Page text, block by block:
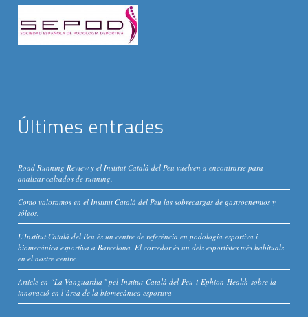
Últimes entrades
Road Running Review y el Institut Català del Peu vuelven a encontrarse para
analizar calzados de running.
Como valoramos en el Institut Catalá del Peu las sobrecargas de gastrocnemios y
sóleos.
L’Institut Català del Peu és un centre de referència en podologia esportiva i
biomecànica esportiva a Barcelona. El corredor és un dels esportistes més habituals
en el nostre centre.
Article en “La Vanguardia” pel Institut Català del Peu i Ephion Health sobre la
innovació en l’àrea de la biomecànica esportiva